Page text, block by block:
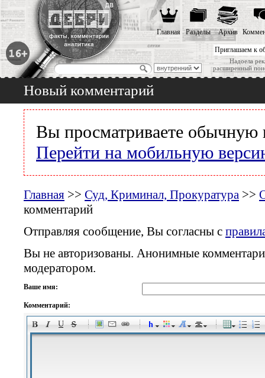
Приглашаем к
Надоела
расширенный
Главная Разделы Архив
Новый комментарий
Вы просматриваете обычную
Перейти на мобильную
Главная >> Суд, Криминал, Прокуратура >>
комментарий
Отправляя сообщение, Вы согласны с
Вы не авторизованы. Анонимные
модератором.
Ваше имя:
Комментарий:
-
-
-
-
-
-